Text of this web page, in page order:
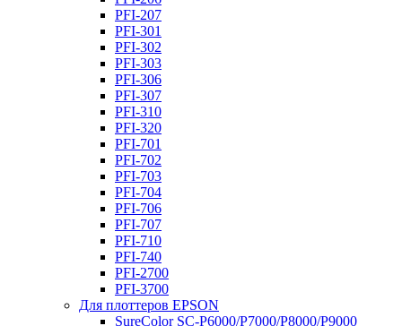
PFI-207
PFI-301
PFI-302
PFI-303
PFI-306
PFI-307
PFI-310
PFI-320
PFI-701
PFI-702
PFI-703
PFI-704
PFI-706
PFI-707
PFI-710
PFI-740
PFI-2700
PFI-3700
Для плоттеров EPSON
SureColor SC-P6000/P7000/P8000/P9000